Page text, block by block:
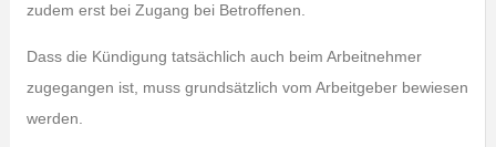
zudem erst bei Zugang bei Betroffenen.
Dass die Kündigung tatsächlich auch beim Arbeitnehmer
zugegangen ist, muss grundsätzlich vom Arbeitgeber bewiesen
werden.